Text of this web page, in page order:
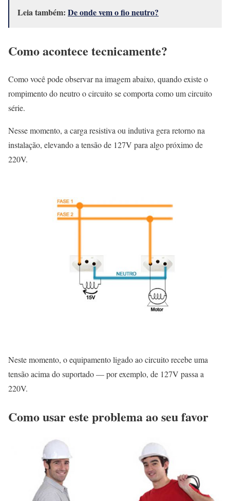
Leia também: De onde vem o fio neutro?
Como acontece tecnicamente?
Como você pode observar na imagem abaixo, quando existe o
rompimento do neutro o circuito se comporta como um circuito
série.
Nesse momento, a carga resistiva ou indutiva gera retorno na
instalação, elevando a tensão de 127V para algo próximo de
220V.
Neste momento, o equipamento ligado ao circuito recebe uma
tensão acima do suportado — por exemplo, de 127V passa a
220V.
Como usar este problema ao seu favor